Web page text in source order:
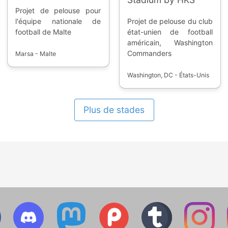
Projet de pelouse pour
l'équipe nationale de
football de Malte
Marsa - Malte
Projet de pelouse du club
état-unien de football
américain, Washington
Commanders
Washington, DC - États-Unis
Plus de stades